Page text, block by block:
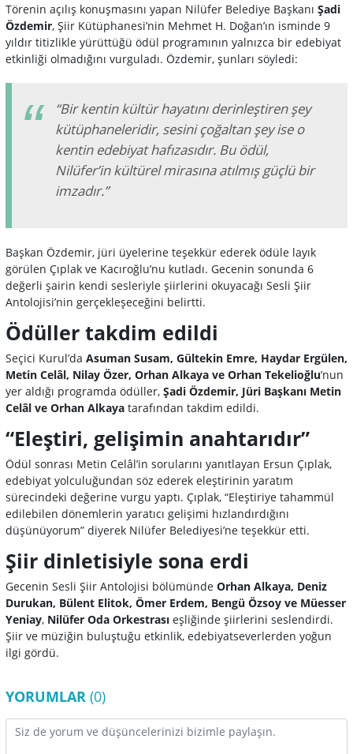
Törenin açılış konuşmasını yapan Nilüfer Belediye Başkanı Şadi
Özdemir, Şiir Kütüphanesi’nin Mehmet H. Doğan’ın isminde 9
yıldır titizlikle yürüttüğü ödül programının yalnızca bir edebiyat
etkinliği olmadığını vurguladı. Özdemir, şunları söyledi:
“Bir kentin kültür hayatını derinleştiren şey
kütüphaneleridir, sesini çoğaltan şey ise o
kentin edebiyat hafızasıdır. Bu ödül,
Nilüfer’in kültürel mirasına atılmış güçlü bir
imzadır.”
Başkan Özdemir, jüri üyelerine teşekkür ederek ödüle layık
görülen Çıplak ve Kacıroğlu’nu kutladı. Gecenin sonunda 6
değerli şairin kendi sesleriyle şiirlerini okuyacağı Sesli Şiir
Antolojisi’nin gerçekleşeceğini belirtti.
Ödüller takdim edildi
Seçici Kurul’da Asuman Susam, Gültekin Emre, Haydar Ergülen,
Metin Celâl, Nilay Özer, Orhan Alkaya ve Orhan Tekelioğlu’nun
yer aldığı programda ödüller, Şadi Özdemir, Jüri Başkanı Metin
Celâl ve Orhan Alkaya tarafından takdim edildi.
“Eleştiri, gelişimin anahtarıdır”
Ödül sonrası Metin Celâl’in sorularını yanıtlayan Ersun Çıplak,
edebiyat yolculuğundan söz ederek eleştirinin yaratım
sürecindeki değerine vurgu yaptı. Çıplak, “Eleştiriye tahammül
edilebilen dönemlerin yaratıcı gelişimi hızlandırdığını
düşünüyorum” diyerek Nilüfer Belediyesi’ne teşekkür etti.
Şiir dinletisiyle sona erdi
Gecenin Sesli Şiir Antolojisi bölümünde Orhan Alkaya, Deniz
Durukan, Bülent Elitok, Ömer Erdem, Bengü Özsoy ve Müesser
Yeniay, Nilüfer Oda Orkestrası eşliğinde şiirlerini seslendirdi.
Şiir ve müziğin buluştuğu etkinlik, edebiyatseverlerden yoğun
ilgi gördü.
YORUMLAR (0)